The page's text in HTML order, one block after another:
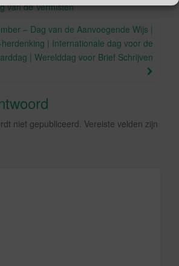
van de Vermisten
– Dag van de Aanvoegende Wijs |
| Internationale dag voor de
| Werelddag voor Brief Schrijven
niet gepubliceerd. Vereiste velden zijn